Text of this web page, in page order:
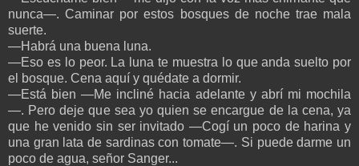
nunca—. Caminar por estos bosques de noche trae mala
suerte.
—Habrá una buena luna.
—Eso es lo peor. La luna te muestra lo que anda suelto por
el bosque. Cena aquí y quédate a dormir.
—Está bien —Me incliné hacia adelante y abrí mi mochila
—. Pero deje que sea yo quien se encargue de la cena, ya
que he venido sin ser invitado —Cogí un poco de harina y
una gran lata de sardinas con tomate—. Si puede darme un
poco de agua, señor Sanger...